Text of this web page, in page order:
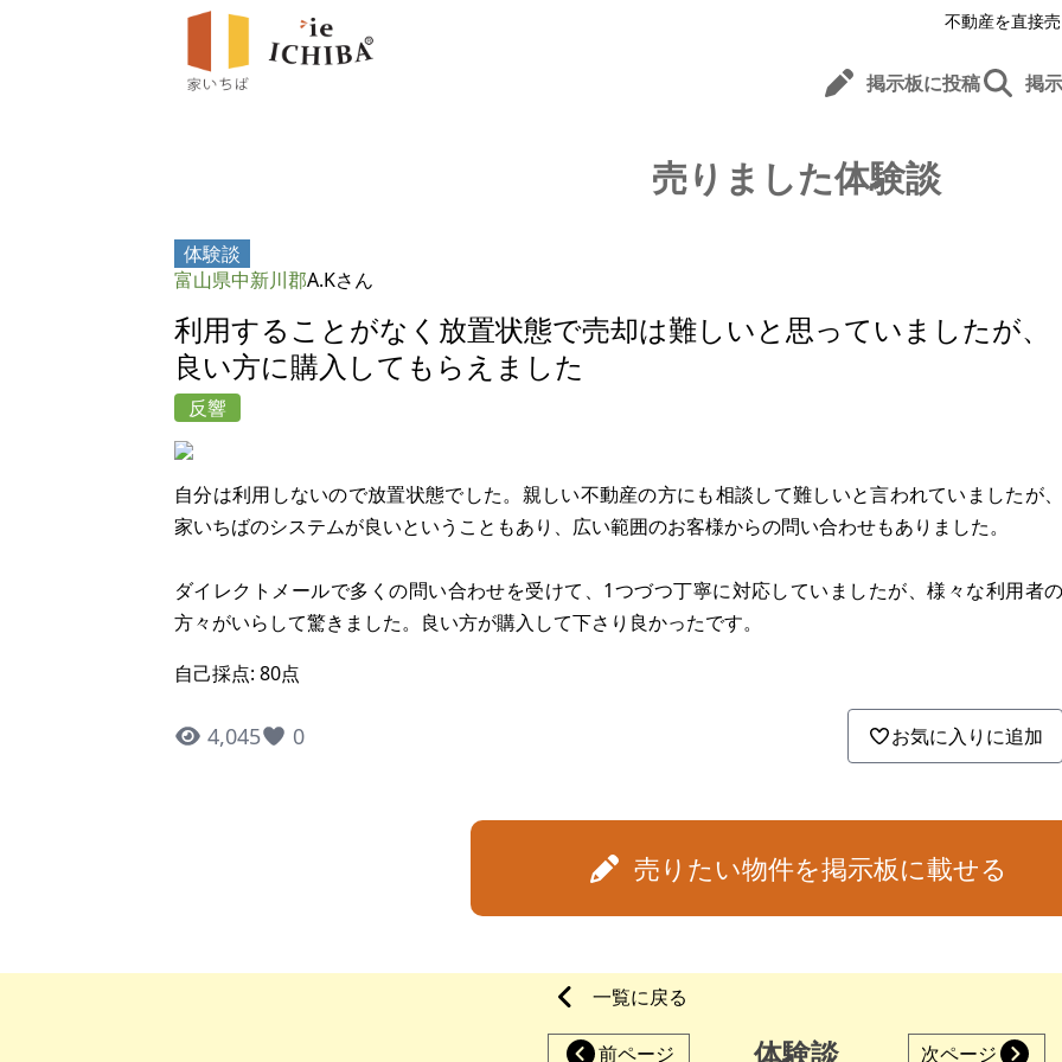
不動産を直接
掲示板に投稿 掲
売りました体験談
体験談
富山県中新川郡A.Kさん
利用することがなく放置状態で売却は難しいと思っていましたが、
良い方に購入してもらえました
反響
自分は利用しないので放置状態でした。親しい不動産の方にも相談して難しいと言われていましたが、
家いちばのシステムが良いということもあり、広い範囲のお客様からの問い合わせもありました。
ダイレクトメールで多くの問い合わせを受けて、1つづつ丁寧に対応していましたが、様々な利用者の
方々がいらして驚きました。良い方が購入して下さり良かったです。
自己採点: 80点
4,045 0 お気に入りに追加
売りたい物件を掲示板に載せる
一覧に戻る
前ページ 体験談 次ページ